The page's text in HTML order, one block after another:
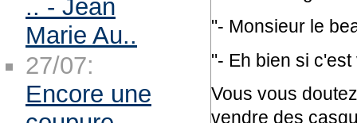
"- Monsieur le
"- Eh bien si
Vous vous
vendre des
.. - Jean
Marie Au..
27/07:
Encore une